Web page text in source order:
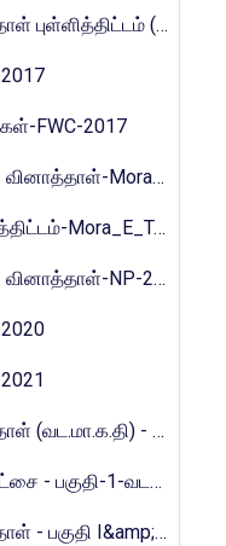
(வட.மா.க.தி)- 2017
2017
FWC-2017
Mora_E_Tamils_2017
Mora_E_Tamils_2017
வினாத்தாள்-NP-2019
2020
(வட.மா.க.தி) - 2021
1-வடமாகாணம்-2023
I&amp;2 (வ.மா.க.தி)-2024